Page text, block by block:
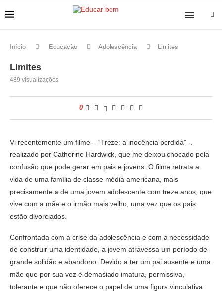
Início Educação Adolescência Limites
Limites
489 visualizações
0
Vi recentemente um filme – “Treze: a inocência perdida” -,
realizado por Catherine Hardwick, que me deixou chocado pela
confusão que pode gerar em pais e jovens. O filme retrata a
vida de uma família de classe média americana, mais
precisamente a de uma jovem adolescente com treze anos, que
vive com a mãe e o irmão mais velho, uma vez que os pais
estão divorciados.
Confrontada com a crise da adolescência e com a necessidade
de construir uma identidade, a jovem atravessa um período de
grande solidão e abandono. Devido a ter um pai ausente e uma
mãe que por sua vez é demasiado imatura, permissiva,
tolerante e que não oferece o papel de uma figura vinculativa